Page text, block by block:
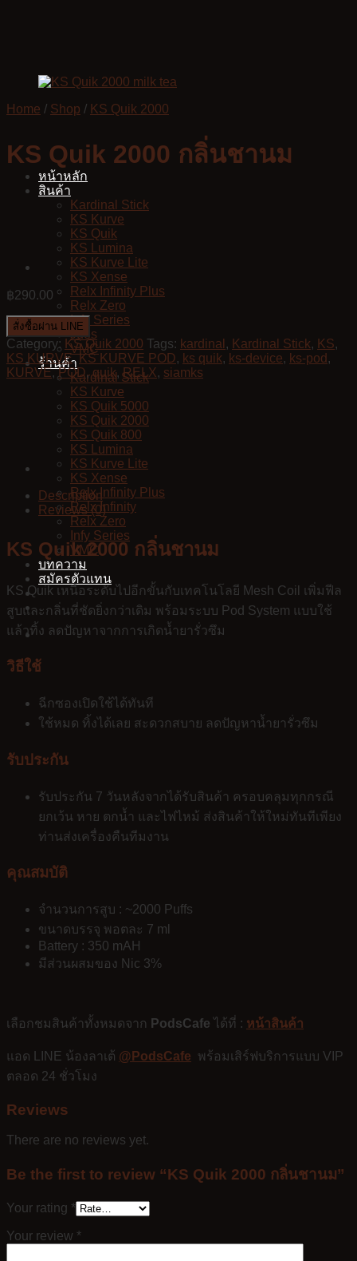
หน้าหลัก
สินค้า
Kardinal Stick
KS Kurve
KS Quik
KS Lumina
KS Kurve Lite
KS Xense
Relx Infinity Plus
Relx Zero
Infy Series
Jues
VMC
ร้านค้า
Kardinal Stick
KS Kurve
KS Quik 5000
KS Quik 2000
KS Quik 800
KS Lumina
KS Kurve Lite
KS Xense
Relx Infinity Plus
Relx Infinity
Relx Zero
Infy Series
VMC
บทความ
สมัครตัวแทน
Home / Shop / KS Quik 2000
KS Quik 2000 กลิ่นชานม
฿290.00
สั่งซื้อผ่าน LINE
Category: KS Quik 2000 Tags: kardinal , Kardinal Stick, KS,
KS KURVE,KS KURVE POD, ks quik, ks-device, ks-pod ,
KURVE,POD,quik,RELX, siamks
Description
Reviews (0)
KS Quik 2000 กลิ่นชานม
KS Quik เหนือระดับไปอีกขั้นกับเทคโนโลยี Mesh Coil เพิ่มฟีล
สูบและกลิ่นที่ชัดยิ่งกว่าเดิม พร้อมระบบ Pod System แบบใช้
แล้วทิ้ง ลดปัญหาจากการเกิดน้ำยารั่วซึม
วิธีใช้
ฉีกซองเปิดใช้ได้ทันที
ใช้หมด ทิ้งได้เลย สะดวกสบาย ลดปัญหาน้ำยารั่วซึม
รับประกัน
รับประกัน 7 วันหลังจากได้รับสินค้า ครอบคลุมทุกกรณี
ยกเว้น หาย ตกน้ำ และไฟไหม้ ส่งสินค้าให้ใหม่ทันทีเพียง
ท่านส่งเครื่องคืนทีมงาน
คุณสมบัติ
จำนวนการสูบ : ~2000 Puffs
ขนาดบรรจุ พอตละ 7 ml
Battery : 350 mAH
มีส่วนผสมของ Nic 3%
เลือกชมสินค้าทั้งหมดจาก PodsCafe ได้ที่ : หน้าสินค้า
แอด LINE น้องลาเต้ @PodsCafe พร้อมเสิร์ฟบริการแบบ VIP
ตลอด 24 ชั่วโมง
Reviews
There are no reviews yet.
Be the first to review “KS Quik 2000 กลิ่นชานม”
Your rating *
Your review *